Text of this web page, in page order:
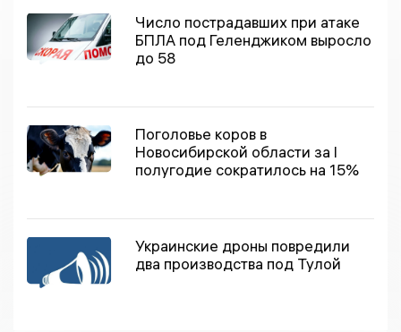
Число пострадавших при атаке
БПЛА под Геленджиком выросло
до 58
Поголовье коров в
Новосибирской области за I
полугодие сократилось на 15%
Украинские дроны повредили
два производства под Тулой